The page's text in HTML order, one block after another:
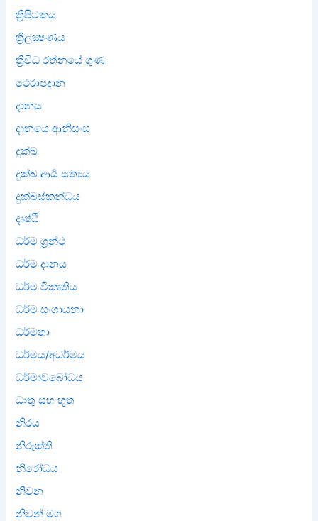
ත්‍රිපිටකය
ත්‍රිලක්‍ෂණය
ත්‍රිවිධ රත්නයේ ගුණ
ථෙරාපදාන
දානය
දානයෙ ආනිසංස
දුක්ඛ
දුක්ඛ ආර්‍ය සත්‍යය
දුක්ඛස්කන්ධය
දෘෂ්ඨි
ධර්ම ග්‍රන්ථ
ධර්ම දානය
ධර්ම විකෘතිය
ධර්ම සංගායනා
ධර්මතා
ධර්මය/අධර්මය
ධර්මාවබෝධය
ධාතු සහ භූත
නිරය
නිරුක්ති
නිරෝධය
නිවන
නිවන් මග